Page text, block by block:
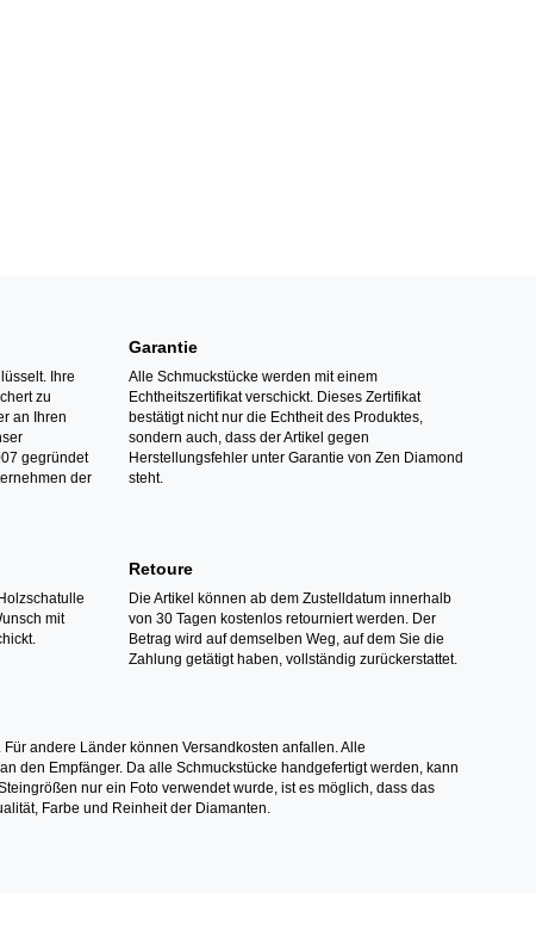
Ihre
zu
an Ihren
gegründet
der
Garantie
Alle Schmuckstücke werden mit einem
Echtheitszertifikat verschickt. Dieses Zertifikat
bestätigt nicht nur die Echtheit des Produktes,
sondern auch, dass der Artikel gegen
Herstellungsfehler unter Garantie von Zen Diamond
steht.
mit
Retoure
Die Artikel können ab dem Zustelldatum innerhalb
von 30 Tagen kostenlos retourniert werden. Der
Betrag wird auf demselben Weg, auf dem Sie die
Zahlung getätigt haben, vollständig zurückerstattet.
andere Länder können Versandkosten anfallen. Alle
den Empfänger. Da alle Schmuckstücke handgefertigt werden, kann
nur ein Foto verwendet wurde, ist es möglich, dass das
Farbe und Reinheit der Diamanten.